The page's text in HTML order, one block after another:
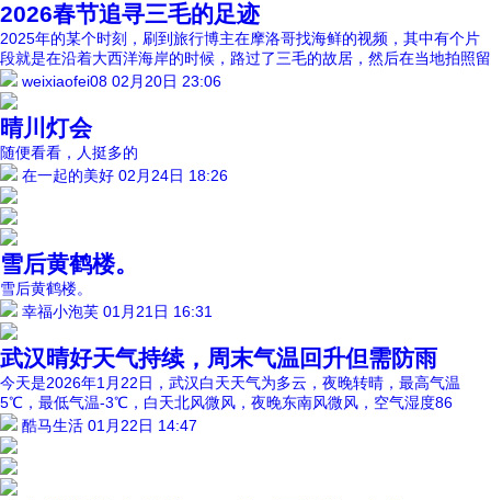
2026春节追寻三毛的足迹
2025年的某个时刻，刷到旅行博主在摩洛哥找海鲜的视频，其中有个片
段就是在沿着大西洋海岸的时候，路过了三毛的故居，然后在当地拍照留
weixiaofei08 02月20日 23:06
晴川灯会
随便看看，人挺多的
在一起的美好 02月24日 18:26
雪后黄鹤楼。
雪后黄鹤楼。
幸福小泡芙 01月21日 16:31
武汉晴好天气持续，周末气温回升但需防雨
今天是2026年1月22日，武汉白天天气为多云，夜晚转晴，最高气温
5℃，最低气温-3℃，白天北风微风，夜晚东南风微风，空气湿度86
酷马生活 01月22日 14:47